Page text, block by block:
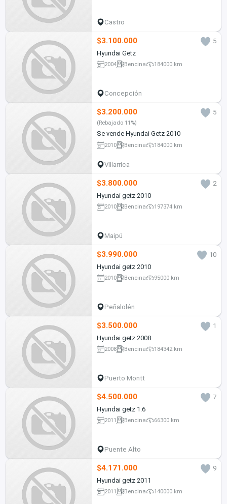
Castro
$3.100.000
5
Hyundai Getz
2004 Bencina 184000 km
Concepción
$3.200.000 5
(Rebajado 11%)
Se vende Hyundai Getz 2010
2010 Bencina 184000 km
Villarrica
$3.800.000
2
Hyundai getz 2010
2010 Bencina 197374 km
Maipú
$3.990.000
10
Hyundai getz 2010
2010 Bencina 95000 km
Peñalolén
$3.500.000
1
Hyundai getz 2008
2008 Bencina 184342 km
Puerto Montt
$4.500.000
7
Hyundai getz 1.6
2011 Bencina 66300 km
Puente Alto
$4.171.000
9
Hyundai getz 2011
2011 Bencina 140000 km